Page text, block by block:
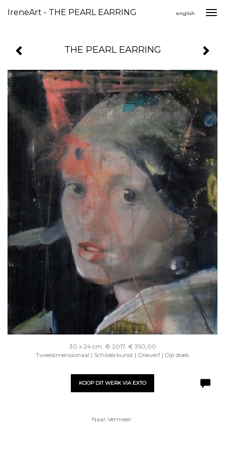
IreneArt - THE PEARL EARRING english
THE PEARL EARRING
30 x 24 cm, © 2017, € 350,00
Tweedimensionaal | Schilderkunst | Olieverf | Op doek
KOOP DIT WERK VIA EXTO
Naar Vermeer.